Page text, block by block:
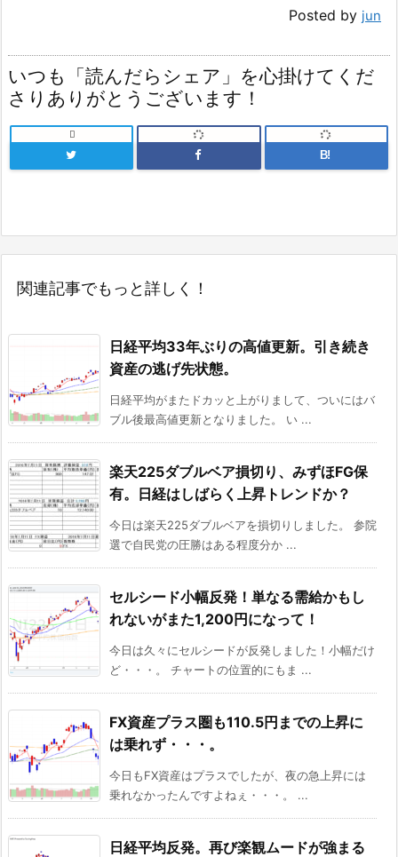
Posted by jun
いつも「読んだらシェア」を心掛けてくだ
さりありがとうございます！

B!
関連記事でもっと詳しく！
日経平均33年ぶりの高値更新。引き続き
資産の逃げ先状態。
日経平均がまたドカッと上がりまして、ついにはバ
ブル後最高値更新となりました。 い ...
楽天225ダブルベア損切り、みずほFG保
有。日経はしばらく上昇トレンドか？
今日は楽天225ダブルベアを損切りしました。 参院
選で自民党の圧勝はある程度分か ...
セルシード小幅反発！単なる需給かもし
れないがまた1,200円になって！
今日は久々にセルシードが反発しました！小幅だけ
ど・・・。 チャートの位置的にもま ...
FX資産プラス圏も110.5円までの上昇に
は乗れず・・・。
今日もFX資産はプラスでしたが、夜の急上昇には
乗れなかったんですよねぇ・・・。 ...
日経平均反発。再び楽観ムードが強まる